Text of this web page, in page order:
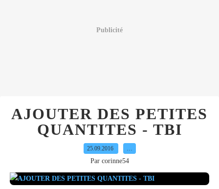
Publicité
AJOUTER DES PETITES
QUANTITES - TBI
25.09.2016 …
Par corinne54